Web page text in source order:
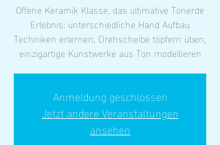
Offene Keramik Klasse, das ultimative Tonerde
Erlebnis: unterschiedliche Hand Aufbau
Techniken erlernen, Drehscheibe töpfern üben,
einzigartige Kunstwerke aus Ton modellieren
Anmeldung geschlossen
Jetzt andere Veranstaltungen
ansehen